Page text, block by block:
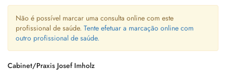
Não é possível marcar uma consulta online com este
profissional de saúde. Tente efetuar a marcação online com
outro profissional de saúde.
Cabinet/Praxis Josef Imholz